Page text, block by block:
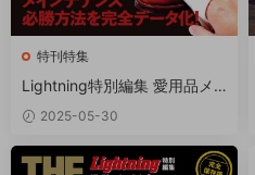
特刊特集
Lightning特別編集 愛用品メ
ンテ大全 PDF
2025-05-30